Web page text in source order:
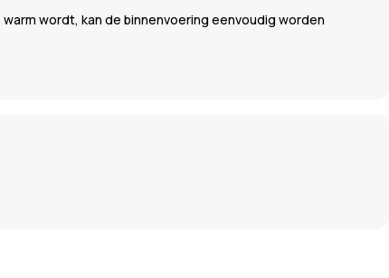
wordt, kan de binnenvoering eenvoudig worden